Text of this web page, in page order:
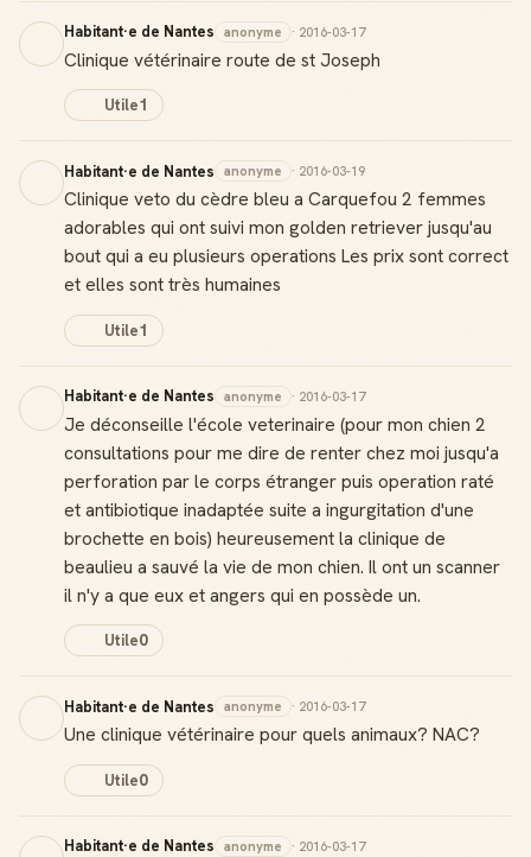
Habitant·e de Nantes anonyme · 2016-03-17
Clinique vétérinaire route de st Joseph
Utile1
Habitant·e de Nantes anonyme · 2016-03-19
Clinique veto du cèdre bleu a Carquefou 2 femmes
adorables qui ont suivi mon golden retriever jusqu'au
bout qui a eu plusieurs operations Les prix sont correct
et elles sont très humaines
Utile1
Habitant·e de Nantes anonyme · 2016-03-17
Je déconseille l'école veterinaire (pour mon chien 2
consultations pour me dire de renter chez moi jusqu'a
perforation par le corps étranger puis operation raté
et antibiotique inadaptée suite a ingurgitation d'une
brochette en bois) heureusement la clinique de
beaulieu a sauvé la vie de mon chien. Il ont un scanner
il n'y a que eux et angers qui en possède un.
Utile0
Habitant·e de Nantes anonyme · 2016-03-17
Une clinique vétérinaire pour quels animaux? NAC?
Utile0
Habitant·e de Nantes anonyme · 2016-03-17